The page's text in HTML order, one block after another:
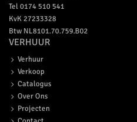
Tel0174 510 541
KvK 27233328
Btw NL8101.70.759.B02
VERHUUR
Verhuur
Verkoop
Catalogus
Over Ons
Projecten